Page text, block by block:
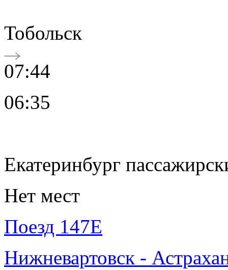
Тобольск
07:44
06:35
Екатеринбург
Нет мест
Поезд 147Е
Нижневартовск -